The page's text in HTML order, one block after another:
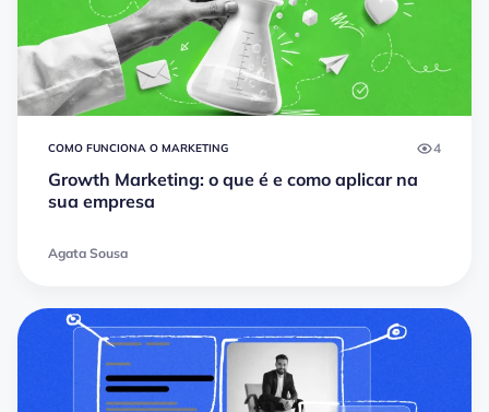
COMO FUNCIONA O MARKETING 4
Growth Marketing: o que é e como aplicar na
sua empresa
Agata Sousa